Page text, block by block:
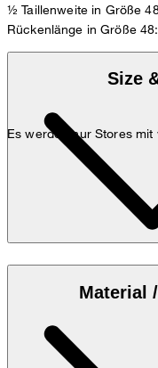
Es werden nur Stores
½ Taillenweite in Größe
Rückenlänge in Größe
Size
Das Model trägt die
einem Brustumfang von
Größentabelle
Material